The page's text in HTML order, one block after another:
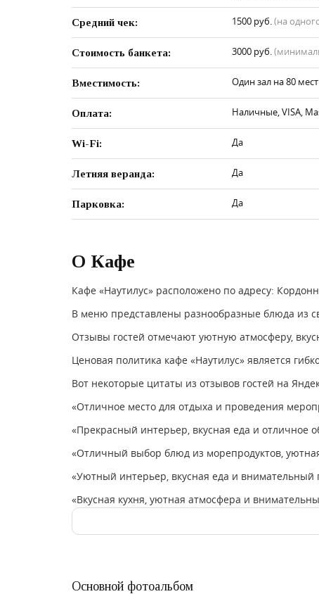
Средний чек: 1500 руб.(на
Стоимость банкета: 3000 руб.
Вместимость: Один зал на 80 мест
Оплата: Наличные, VISA,
Wi-Fi: Да
Летняя веранда: Да
Парковка: Да
О Кафе
Кафе «Наутилус» расположено по адресу:
В меню представлены разнообразные блюда из
Отзывы гостей отмечают уютную атмосферу,
Ценовая политика кафе «Наутилус» является
Вот некоторые цитаты из отзывов гостей на
«Отличное место для отдыха и проведения
«Прекрасный интерьер, вкусная еда и отличное
«Отличный выбор блюд из морепродуктов,
«Уютный интерьер, вкусная еда и
«Вкусная кухня, уютная атмосфера и
Основной фотоальбом